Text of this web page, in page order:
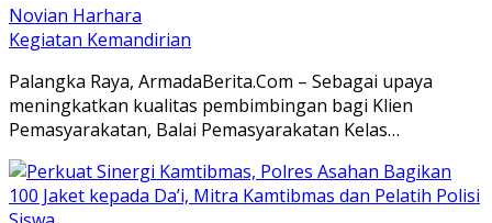
Novian Harhara
Kegiatan Kemandirian
Palangka Raya, ArmadaBerita.Com – Sebagai upaya
meningkatkan kualitas pembimbingan bagi Klien
Pemasyarakatan, Balai Pemasyarakatan Kelas…